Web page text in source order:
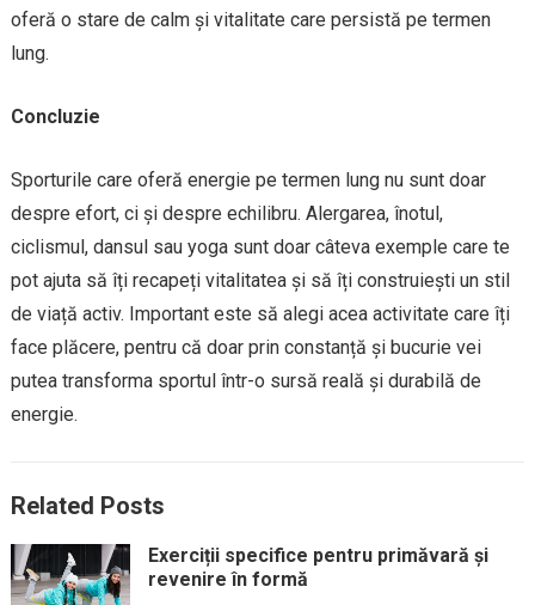
oferă o stare de calm și vitalitate care persistă pe termen
lung.
Concluzie
Sporturile care oferă energie pe termen lung nu sunt doar
despre efort, ci și despre echilibru. Alergarea, înotul,
ciclismul, dansul sau yoga sunt doar câteva exemple care te
pot ajuta să îți recapeți vitalitatea și să îți construiești un stil
de viață activ. Important este să alegi acea activitate care îți
face plăcere, pentru că doar prin constanță și bucurie vei
putea transforma sportul într-o sursă reală și durabilă de
energie.
Related Posts
Exerciții specifice pentru primăvară și
revenire în formă